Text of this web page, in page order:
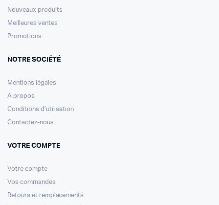
Nouveaux produits
Meilleures ventes
Promotions
NOTRE SOCIÉTÉ
Mentions légales
A propos
Conditions d’utilisation
Contactez-nous
VOTRE COMPTE
Votre compte
Vos commandes
Retours et remplacements